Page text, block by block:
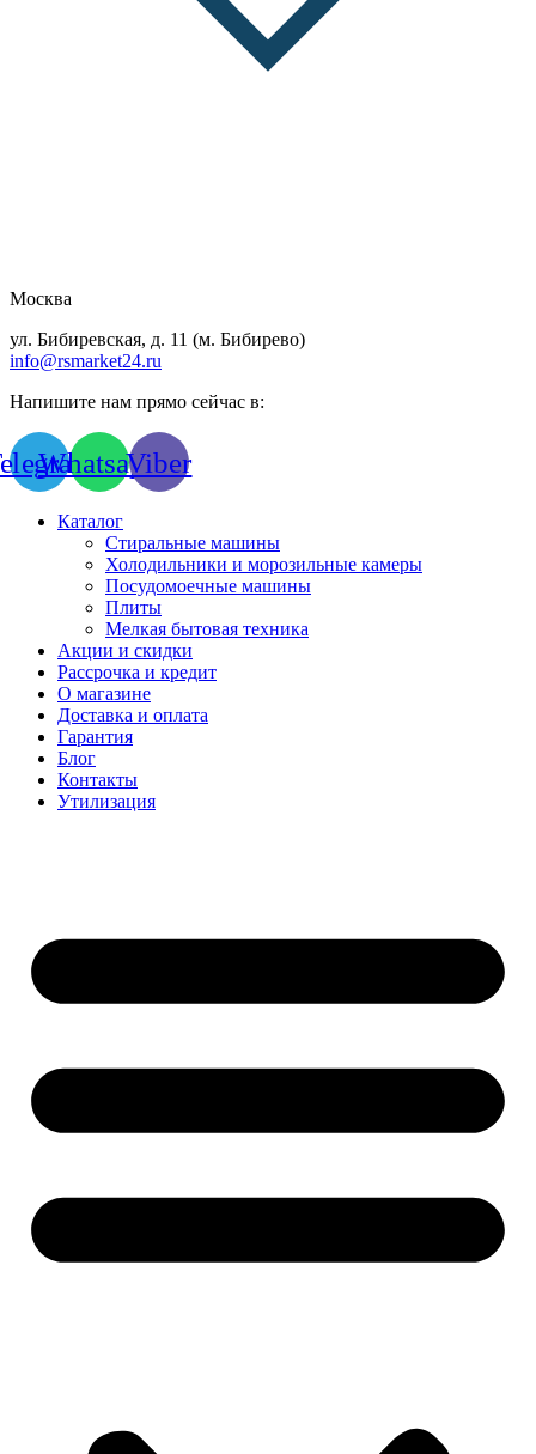
Москва
ул. Бибиревская, д. 11 (м. Бибирево)
info@rsmarket24.ru
Напишите нам прямо сейчас в:
WhatsappViber
Каталог
Стиральные машины
Холодильники и морозильные камеры
Посудомоечные машины
Плиты
Мелкая бытовая техника
Акции и скидки
Рассрочка и кредит
О магазине
Доставка и оплата
Гарантия
Блог
Контакты
Утилизация